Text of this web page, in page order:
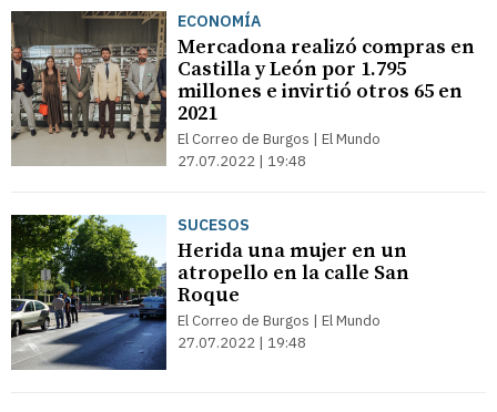
ECONOMÍA
Mercadona realizó compras en
Castilla y León por 1.795
millones e invirtió otros 65 en
2021
El Correo de Burgos | El Mundo
27.07.2022 | 19:48
SUCESOS
Herida una mujer en un
atropello en la calle San
Roque
El Correo de Burgos | El Mundo
27.07.2022 | 19:48